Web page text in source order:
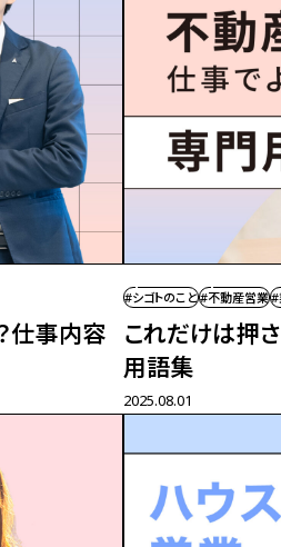
仕事内容
#シゴトのこと#不動産営業#
これだけは押さ
用語集
2025.08.01